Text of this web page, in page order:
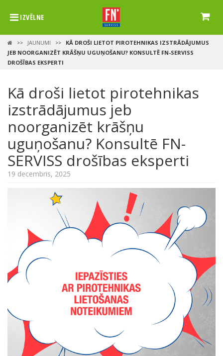
IZVĒLNE
>> JAUNUMI >>
KĀ DROŠI LIETOT PIROTEHNIKAS IZSTRĀDĀJUMUS
JEB NOORGANIZĒT KRĀŠŅU UGUŅOŠANU? KONSULTĒ FN-SERVISS
DROŠĪBAS EKSPERTI
Kā droši lietot pirotehnikas
izstrādājumus jeb
noorganizēt krāšņu
uguņošanu? Konsultē FN-
SERVISS drošības eksperti
19 decembris, 2025